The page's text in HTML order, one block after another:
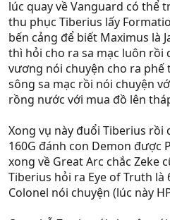
lúc quay về Vanguard có thể
thu phục Tiberius lấy
bến cảng để biết Maximus là
thì hỏi cho ra sa mạc luôn
vương nói chuyện cho ra phế
sông sa mạc rồi nói chuyện
rồng nước với mua đồ lên
Xong vụ này đuổi Tiberius rồi
160G đánh con Demon được
xong về Great Arc chắc Zeke
Tiberius hỏi ra Eye of Truth là
Colonel nói chuyện (lúc này